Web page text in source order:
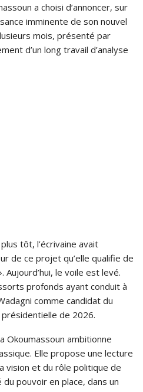
a choisi d’annoncer, sur
imminente de son nouvel
mois, présenté par
d’un long travail d’analyse
tôt, l’écrivaine avait
de ce projet qu’elle qualifie de
le voile est levé.
profonds ayant conduit à
comme candidat du
de 2026.
Okoumassoun ambitionne
Elle propose une lecture
vision et du rôle politique de
pouvoir en place, dans un